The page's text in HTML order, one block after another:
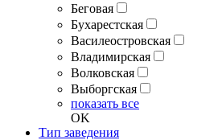
Беговая
Бухарестская
Василеостровская
Владимирская
Волковская
Выборгская
показать все
OK
Тип заведения